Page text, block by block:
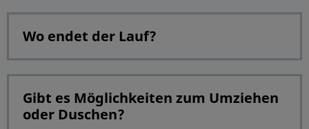
Wo endet der Lauf?
Gibt es Möglichkeiten zum Umziehen
oder Duschen?